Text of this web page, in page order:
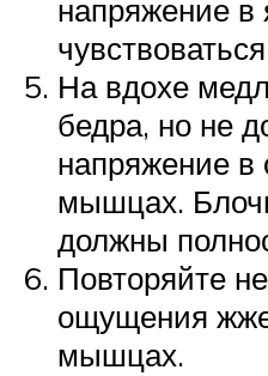
напряжение в
На вдохе
бедра, но не
напряжение в
мышцах.
должны
Повторяйте
ощущения
мышцах.